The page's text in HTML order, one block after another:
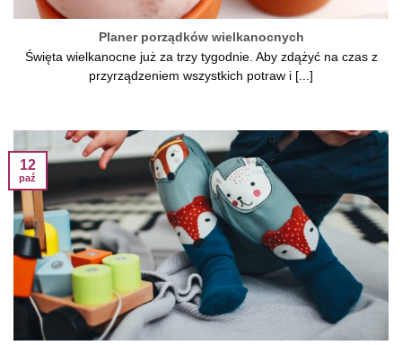
Planer porządków wielkanocnych
Święta wielkanocne już za trzy tygodnie. Aby zdążyć na czas z
przyrządzeniem wszystkich potraw i [...]
12
paź